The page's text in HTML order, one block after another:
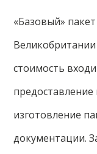
«Базовый»
Великобритании
стоимость
изготовление
документации.